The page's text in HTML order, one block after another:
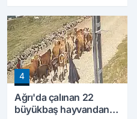
Olmaya Başladı
4
Ağrı'da çalınan 22
büyükbaş hayvandan